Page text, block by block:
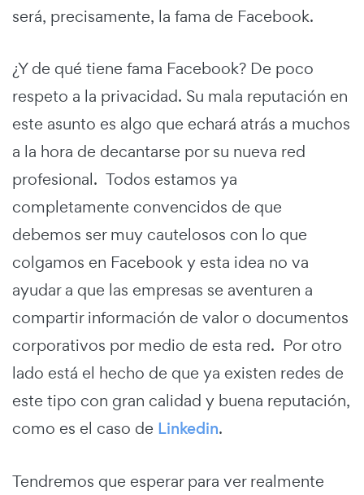
será, precisamente, la fama de Facebook.
¿Y de qué tiene fama Facebook? De poco
respeto a la privacidad. Su mala reputación en
este asunto es algo que echará atrás a muchos
a la hora de decantarse por su nueva red
profesional. Todos estamos ya
completamente convencidos de que
debemos ser muy cautelosos con lo que
colgamos en Facebook y esta idea no va
ayudar a que las empresas se aventuren a
compartir información de valor o documentos
corporativos por medio de esta red. Por otro
lado está el hecho de que ya existen redes de
este tipo con gran calidad y buena reputación,
como es el caso de Linkedin.
Tendremos que esperar para ver realmente